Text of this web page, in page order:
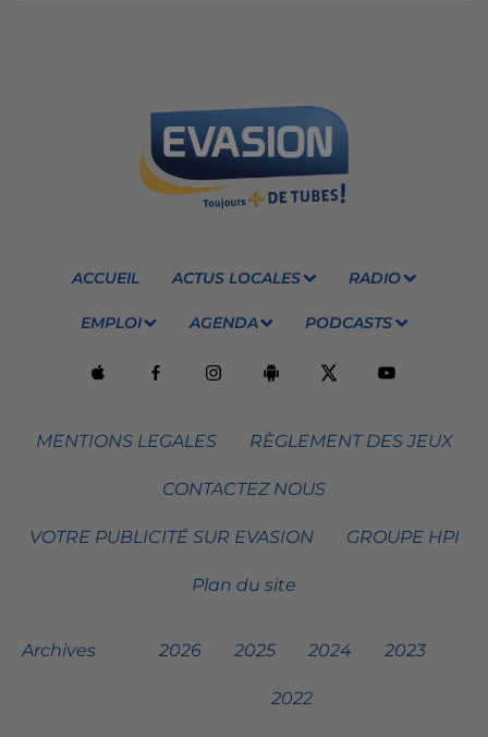
ACCUEIL ACTUS LOCALES RADIO
EMPLOI AGENDA PODCASTS
MENTIONS LEGALES RÈGLEMENT DES JEUX
CONTACTEZ NOUS
VOTRE PUBLICITÉ SUR EVASION GROUPE HPI
Plan du site
Archives 2026 2025 2024 2023
2022